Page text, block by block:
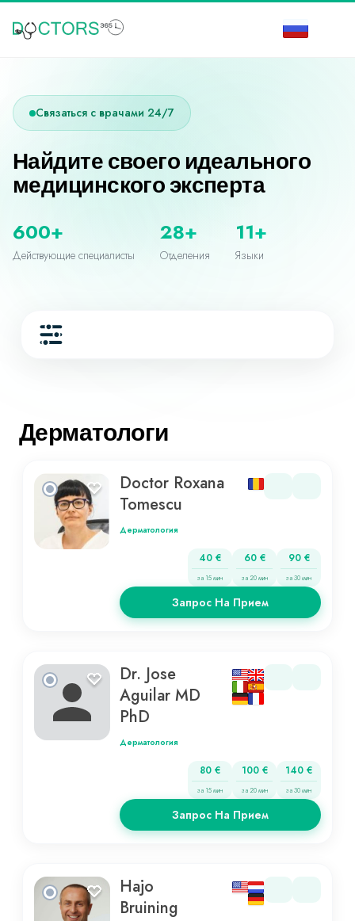
Связаться с врачами 24/7
Найдите своего идеального
медицинского эксперта
600+
Действующие специалисты
28+
Отделения
11+
Языки
Дерматологи
Doctor Roxana
Tomescu
Дерматология
40 €
за 15 мин
60 €
за 20 мин
90 €
за 30 мин
Запрос На Прием
Dr. Jose
Aguilar MD
PhD
Дерматология
80 €
за 15 мин
100 €
за 20 мин
140 €
за 30 мин
Запрос На Прием
Hajo
Bruining